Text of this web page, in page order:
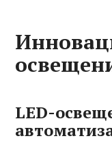
LED-